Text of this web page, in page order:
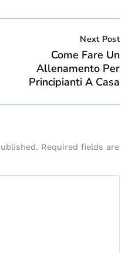
Next Post
Come Fare Un
Allenamento Per
Principianti A Casa
Required fields are